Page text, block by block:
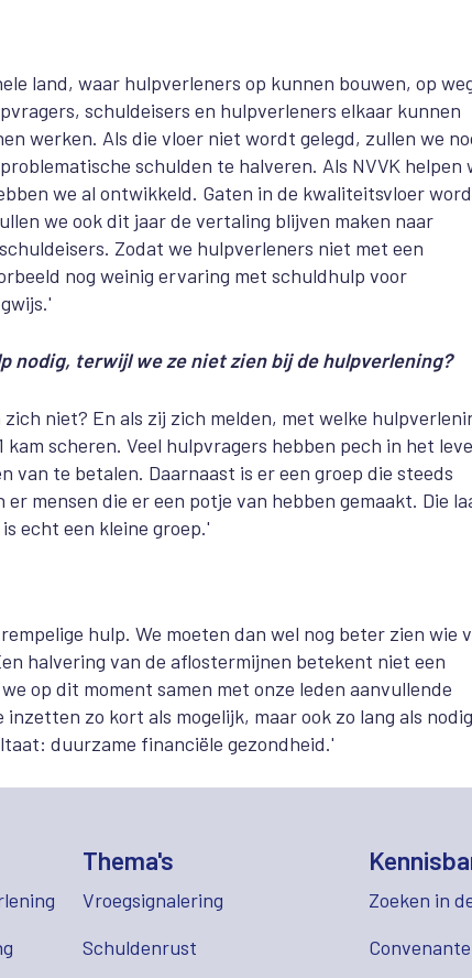
land, waar hulpverleners op kunnen bouwen, op
schuldeisers en hulpverleners elkaar kunnen
werken. Als die vloer niet wordt gelegd, zullen we
schulden te halveren. Als NVVK helpen
we al ontwikkeld. Gaten in de kwaliteitsvloer
we ook dit jaar de vertaling blijven maken naar
Zodat we hulpverleners niet met een
nog weinig ervaring met schuldhulp voor
nodig, terwijl we ze niet zien bij de hulpverlening?
niet? En als zij zich melden, met welke
scheren. Veel hulpvragers hebben pech in het
van te betalen. Daarnaast is er een groep die steeds
mensen die er een potje van hebben gemaakt. Die
echt een kleine groep.'
hulp. We moeten dan wel nog beter zien wie
halvering van de aflostermijnen betekent niet een
op dit moment samen met onze leden aanvullende
zo kort als mogelijk, maar ook zo lang als
duurzame financiële gezondheid.'
Thema's
Vroegsignalering
Schuldenrust
Zoeken in